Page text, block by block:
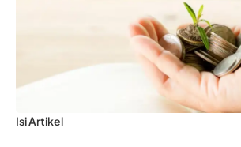
Isi Artikel